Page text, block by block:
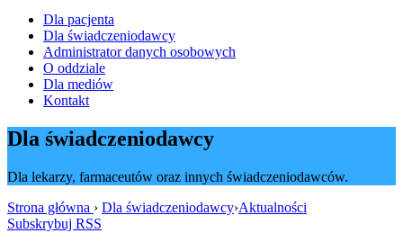
Dla pacjenta
Dla świadczeniodawcy
Administrator danych osobowych
O oddziale
Dla mediów
Kontakt
Dla świadczeniodawcy
Dla lekarzy, farmaceutów oraz innych świadczeniodawców.
Strona główna › Dla świadczeniodawcy›Aktualności
Subskrybuj RSS